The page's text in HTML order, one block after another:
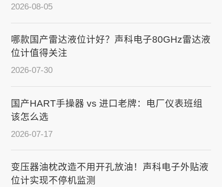
2026-08-05
哪款国产雷达液位计好？声科电子80GHz雷达液
位计值得关注
2026-07-30
国产HART手操器 vs 进口老牌：电厂仪表班组
该怎么选
2026-07-17
变压器油枕改造不用开孔放油！声科电子外贴液
位计实现不停机监测